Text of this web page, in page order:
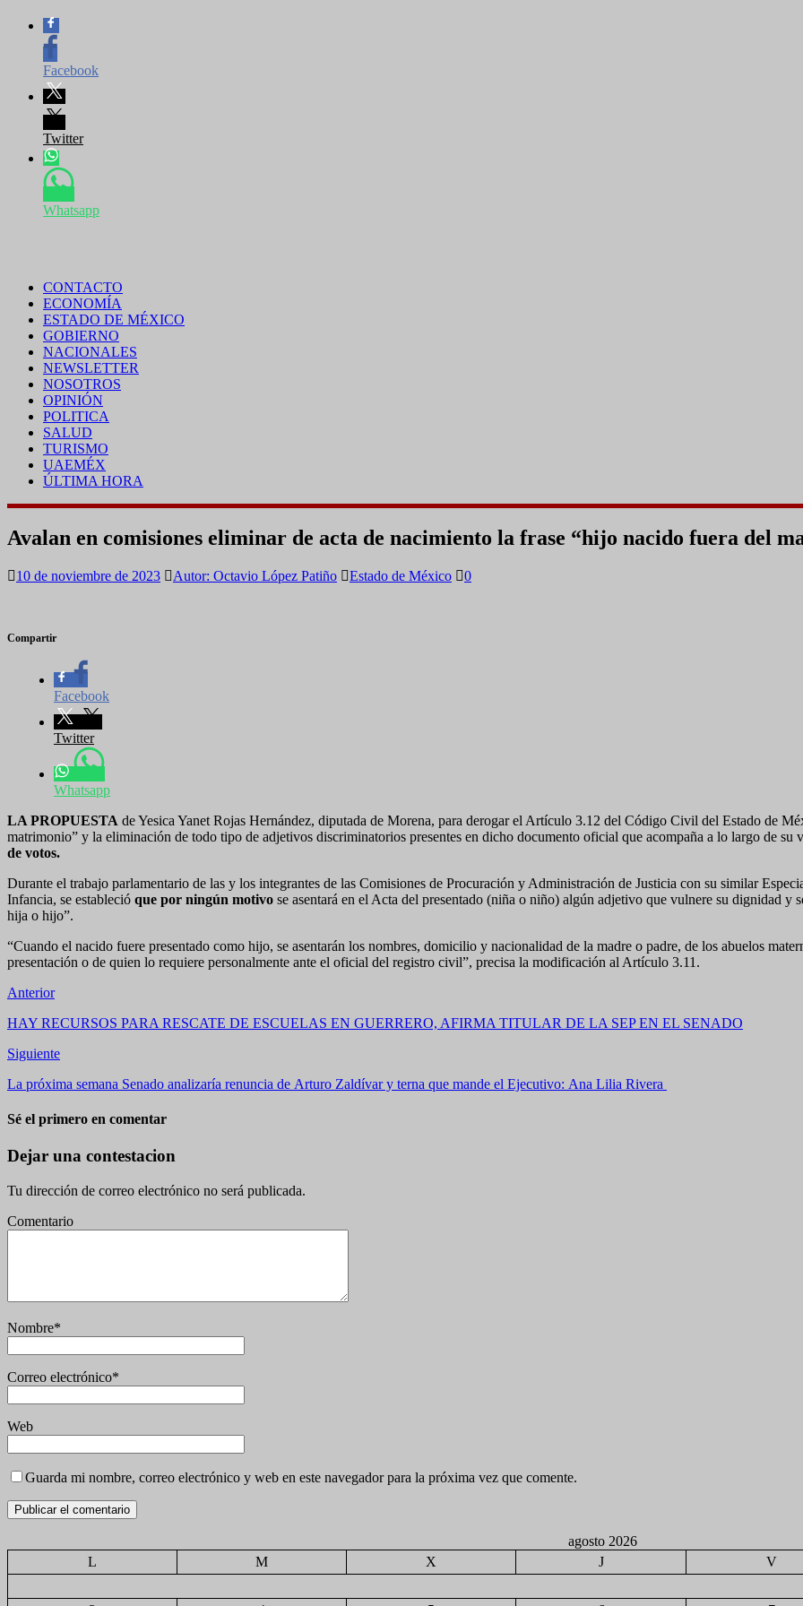
Facebook
Twitter
Whatsapp
CONTACTO
ECONOMÍA
ESTADO DE MÉXICO
GOBIERNO
NACIONALES
NEWSLETTER
NOSOTROS
OPINIÓN
POLITICA
SALUD
TURISMO
UAEMÉX
ÚLTIMA HORA
Avalan en comisiones eliminar de acta de nacimiento la frase “hijo nacido fuera del
10 de noviembre de 2023 Autor: Octavio López Patiño Estado de México 0
Compartir
Facebook
Twitter
Whatsapp
LA PROPUESTA de Yesica Yanet Rojas Hernández, diputada de Morena, para derogar el Artículo 3.12 del Código Civil del Estado de
matrimonio” y la eliminación de todo tipo de adjetivos discriminatorios presentes en dicho documento oficial que acompaña a lo largo de su
de votos.
Durante el trabajo parlamentario de las y los integrantes de las Comisiones de Procuración y Administración de Justicia con su similar
Infancia, se estableció que por ningún motivo se asentará en el Acta del presentado (niña o niño) algún adjetivo que vulnere su dignidad y
hija o hijo”.
“Cuando el nacido fuere presentado como hijo, se asentarán los nombres, domicilio y nacionalidad de la madre o padre, de los abuelos
presentación o de quien lo requiere personalmente ante el oficial del registro civil”, precisa la modificación al Artículo 3.11.
Anterior
HAY RECURSOS PARA RESCATE DE ESCUELAS EN GUERRERO, AFIRMA TITULAR DE LA SEP EN EL SENADO
Siguiente
La próxima semana Senado analizaría renuncia de Arturo Zaldívar y terna que mande el Ejecutivo: Ana Lilia Rivera
Sé el primero en comentar
Dejar una contestacion
Tu dirección de correo electrónico no será publicada.
Comentario
Nombre*
Correo electrónico*
Web
Guarda mi nombre, correo electrónico y web en este navegador para la próxima vez que comente.
agosto 2026
L
M X J V